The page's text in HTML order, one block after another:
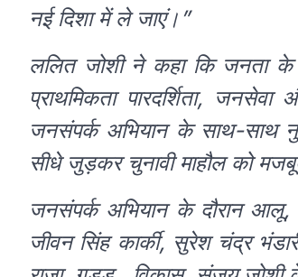
नई दिशा में ले जाएं।”
ललित जोशी ने कहा कि जनता के
प्राथमिकता पारदर्शिता,
जनसंपर्क अभियान के साथ-साथ
सीधे जुड़कर चुनावी माहौल को
जनसंपर्क अभियान के दौरान
जीवन सिंह कार्की, सुरेश चंद्र